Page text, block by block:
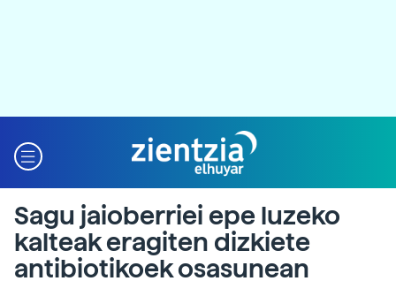
Sagu jaioberriei epe luzeko
kalteak eragiten dizkiete
antibiotikoek osasunean